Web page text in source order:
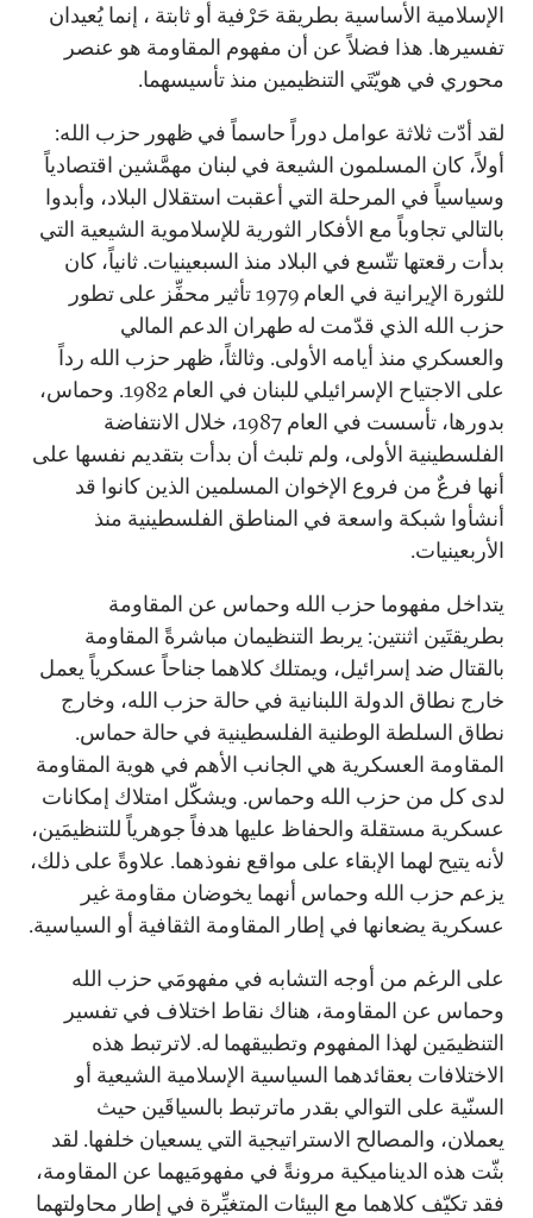
الإسلامية الأساسية بطريقة حَرْفية أو ثابتة ، إنما يُعيدان
تفسيرها. هذا فضلاً عن أن مفهوم المقاومة هو عنصر
محوري في هويّتَي التنظيمين منذ تأسيسهما.
لقد أدّت ثلاثة عوامل دوراً حاسماً في ظهور حزب الله:
أولاً، كان المسلمون الشيعة في لبنان مهمَّشين اقتصادياً
وسياسياً في المرحلة التي أعقبت استقلال البلاد، وأبدوا
بالتالي تجاوباً مع الأفكار الثورية للإسلاموية الشيعية التي
بدأت رقعتها تتّسع في البلاد منذ السبعينيات. ثانياً، كان
للثورة الإيرانية في العام 1979 تأثير محفِّز على تطور
حزب الله الذي قدّمت له طهران الدعم المالي
والعسكري منذ أيامه الأولى. وثالثاً، ظهر حزب الله رداً
على الاجتياح الإسرائيلي للبنان في العام 1982. وحماس،
بدورها، تأسست في العام 1987، خلال الانتفاضة
الفلسطينية الأولى، ولم تلبث أن بدأت بتقديم نفسها على
أنها فرعٌ من فروع الإخوان المسلمين الذين كانوا قد
أنشأوا شبكة واسعة في المناطق الفلسطينية منذ
الأربعينيات.
يتداخل مفهوما حزب الله وحماس عن المقاومة
بطريقتَين اثنتين: يربط التنظيمان مباشرةً المقاومة
بالقتال ضد إسرائيل، ويمتلك كلاهما جناحاً عسكرياً يعمل
خارج نطاق الدولة اللبنانية في حالة حزب الله، وخارج
نطاق السلطة الوطنية الفلسطينية في حالة حماس.
المقاومة العسكرية هي الجانب الأهم في هوية المقاومة
لدى كل من حزب الله وحماس. ويشكّل امتلاك إمكانات
عسكرية مستقلة والحفاظ عليها هدفاً جوهرياً للتنظيمَين،
لأنه يتيح لهما الإبقاء على مواقع نفوذهما. علاوةً على ذلك،
يزعم حزب الله وحماس أنهما يخوضان مقاومة غير
عسكرية يضعانها في إطار المقاومة الثقافية أو السياسية.
على الرغم من أوجه التشابه في مفهومَي حزب الله
وحماس عن المقاومة، هناك نقاط اختلاف في تفسير
التنظيمَين لهذا المفهوم وتطبيقهما له. لاترتبط هذه
الاختلافات بعقائدهما السياسية الإسلامية الشيعية أو
السنّية على التوالي بقدر ماترتبط بالسياقَين حيث
يعملان، والمصالح الاستراتيجية التي يسعيان خلفها. لقد
بثّت هذه الديناميكية مرونةً في مفهومَيهما عن المقاومة،
فقد تكيّف كلاهما مع البيئات المتغيِّرة في إطار محاولتهما